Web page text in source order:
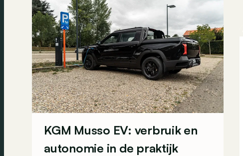
KGM Musso EV: verbruik en
autonomie in de praktijk